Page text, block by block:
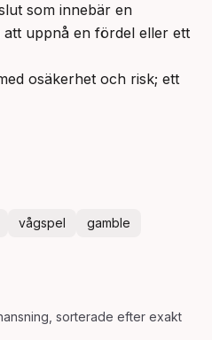
som innebär en
uppnå en fördel eller ett
osäkerhet och risk; ett
vågspel gamble
, sorterade efter exakt